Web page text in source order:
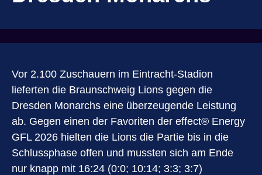
Vor 2.100 Zuschauern im Eintracht-Stadion
lieferten die Braunschweig Lions gegen die
Dresden Monarchs eine überzeugende Leistung
ab. Gegen einen der Favoriten der effect® Energy
GFL 2026 hielten die Lions die Partie bis in die
Schlussphase offen und mussten sich am Ende
nur knapp mit 16:24 (0:0; 10:14; 3:3; 3:7)